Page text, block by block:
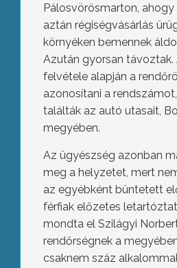
Pálosvörösmarton, ahogy
aztán régiségvásárlás
környéken bemennek
Azután gyorsan távoztak.
felvétele alapján a
azonosítani a
találták az autó utasait,
megyében.
Az ügyészség azonban
meg a helyzetet, mert
az egyébként büntetett
férfiak előzetes
mondta el Szilágyi
rendőrségnek a
csaknem száz